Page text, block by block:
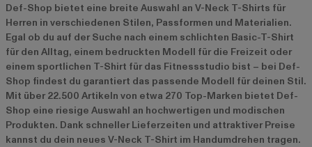
Def-Shop bietet eine breite Auswahl an V-Neck T-Shirts für
Herren in verschiedenen Stilen, Passformen und Materialien.
Egal ob du auf der Suche nach einem schlichten Basic-T-Shirt
für den Alltag, einem bedruckten Modell für die Freizeit oder
einem sportlichen T-Shirt für das Fitnessstudio bist – bei Def-
Shop findest du garantiert das passende Modell für deinen Stil.
Mit über 22.500 Artikeln von etwa 270 Top-Marken bietet Def-
Shop eine riesige Auswahl an hochwertigen und modischen
Produkten. Dank schneller Lieferzeiten und attraktiver Preise
kannst du dein neues V-Neck T-Shirt im Handumdrehen tragen.